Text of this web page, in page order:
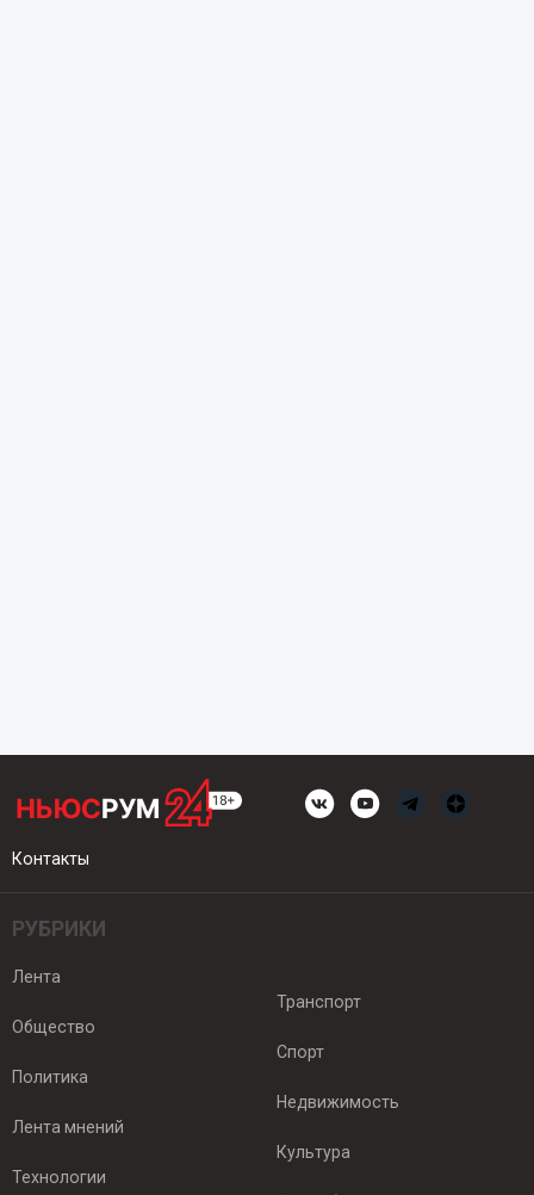
Контакты
РУБРИКИ
Лента
Общество
Политика
Лента мнений
Технологии
Транспорт
Спорт
Недвижимость
Культура